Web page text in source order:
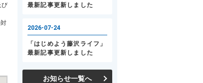
び
お知らせ一覧へ